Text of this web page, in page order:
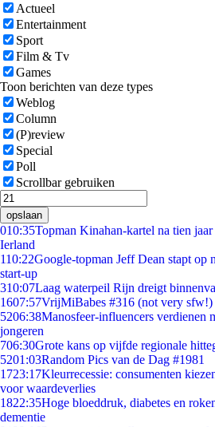
Actueel
Entertainment
Sport
Film & Tv
Games
Toon berichten van deze types
Weblog
Column
(P)review
Special
Poll
Scrollbar gebruiken
opslaan
010:35Topman Kinahan-kartel na tien
Ierland
110:22Google-topman Jeff Dean stapt op
start-up
310:07Laag waterpeil Rijn dreigt
1607:57VrijMiBabes #316 (not very sfw!)
5206:38Manosfeer-influencers verdienen
jongeren
706:30Grote kans op vijfde regionale
5201:03Random Pics van de Dag #1981
1723:17Kleurrecessie: consumenten
voor waardeverlies
1822:35Hoge bloeddruk, diabetes en
dementie